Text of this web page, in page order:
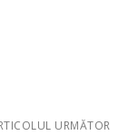
URMĂTOR